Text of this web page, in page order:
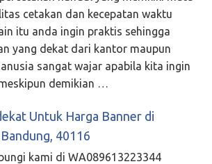
cetakan dan kecepatan waktu
itu anda ingin praktis sehingga
yang dekat dari kantor maupun
sangat wajar apabila kita ingin
demikian …
Untuk Harga Banner di
40116
kami di WA089613223344